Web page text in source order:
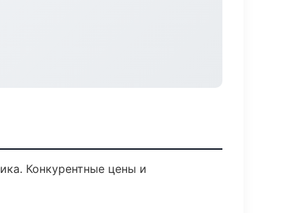
Конкурентные цены и